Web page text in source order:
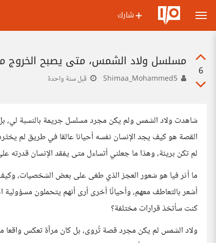
شارك
6
مسلسل ولاد الشمس، متى يصبح الخروج
قبل سنة واحدة
شاهدت ولاد الشمس ولم يكن مجرد مسلسل جريمة بالنسبة لي،
القصة هو كيف يجد الإنسان نفسه أحيانا عالقا في طريق لم
لم تكن بريئة، وهذا ما جعلني أتساءل متى يفقد الإنسان قدرته
ما أثر فيا هو شعور العجز الذي طغى على بعض الشخصيات،
أشعر بالتعاطف معهم، وأحيانًا أخرى أرى أنهم يتحملون
كنت سأتخذ قرارات مختلفة؟
ولاد الشمس لم يكن مجرد قصة تُروى، بل كان مرآة تعكس واقعا